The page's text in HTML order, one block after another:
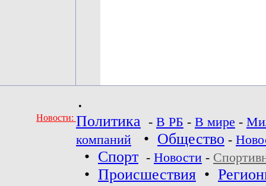
•
Новости: Политика - В РБ - В мире -
компаний
• Общество -
• Спорт - Новости -
• Происшествия •